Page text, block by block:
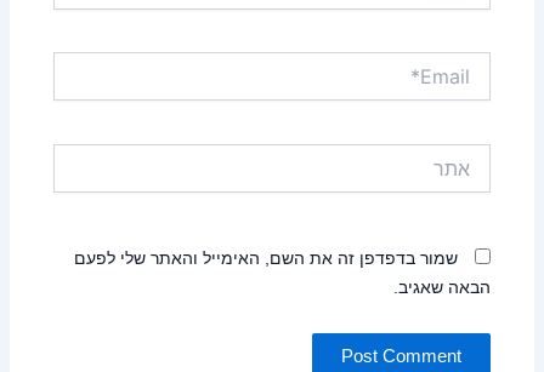
שמור בדפדפן זה את השם, האימייל והאתר שלי לפעם
הבאה שאגיב.